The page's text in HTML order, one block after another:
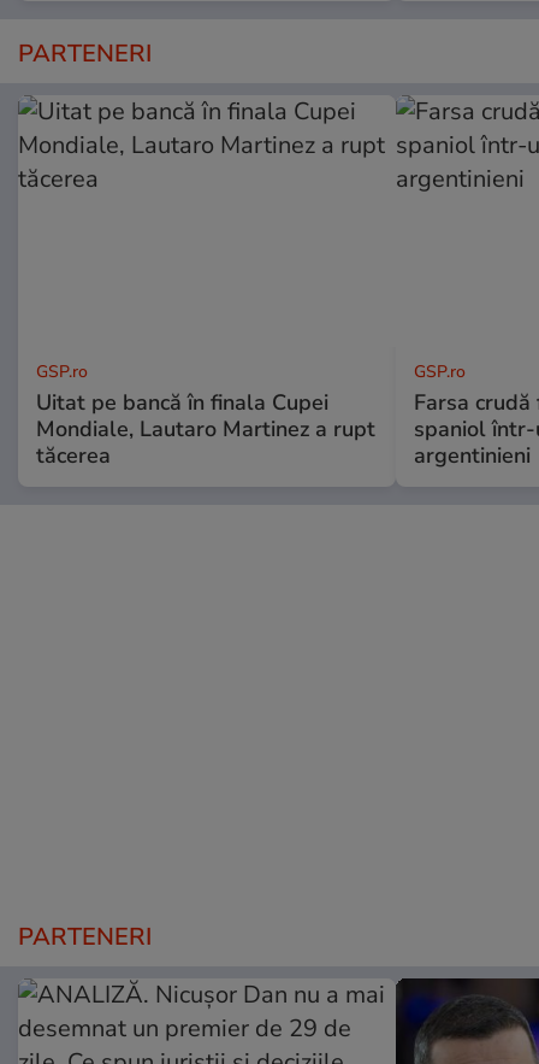
PARTENERI
GSP.ro
Uitat pe bancă în finala Cupei
Mondiale, Lautaro Martinez a rupt
tăcerea
GSP.ro
Farsa
spaniol într-
argentinieni
PARTENERI